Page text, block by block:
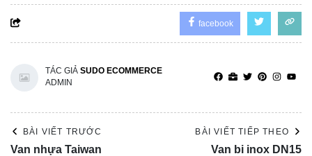
facebook
TÁC GIẢ SUDO ECOMMERCE
ADMIN
BÀI VIẾT TRƯỚC
Van nhựa Taiwan
BÀI VIẾT TIẾP THEO
Van bi inox DN15